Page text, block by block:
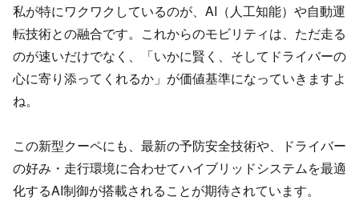
私が特にワクワクしているのが、AI（人工知能）や自動運
転技術との融合です。これからのモビリティは、ただ走る
のが速いだけでなく、「いかに賢く、そしてドライバーの
心に寄り添ってくれるか」が価値基準になっていきますよ
ね。
この新型クーペにも、最新の予防安全技術や、ドライバー
の好み・走行環境に合わせてハイブリッドシステムを最適
化するAI制御が搭載されることが期待されています。